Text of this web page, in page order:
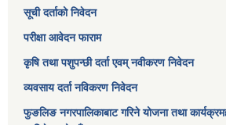
सूची दर्ताको निवेदन
परीक्षा आवेदन फाराम
कृषि तथा पशुपन्छी दर्ता एवम् नवीकरण निवेदन
व्यवसाय दर्ता नविकरण निवेदन
फुङलिङ नगरपालिकाबाट गरिने योजना तथा